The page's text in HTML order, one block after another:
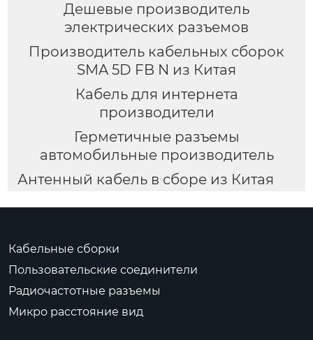
Дешевые производитель
электрических разъемов
Производитель кабельных сборок
SMA 5D FB N из Китая
Кабель для интернета
производители
Герметичные разъемы
автомобильные производитель
Антенный кабель в сборе из Китая
Кабельные сборки
Пользовательские соединители
Радиочастотные разъемы
Микро расстояние вид